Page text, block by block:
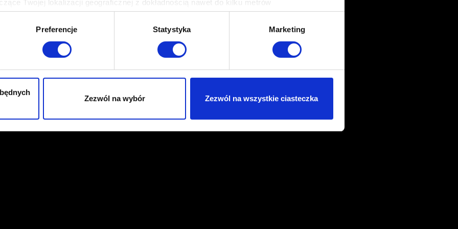
Twojej lokalizacji geograficznej z dokładnością nawet do kilku metrów
aktywnie analizując charakteryzującego je zbiory danych (fingerprinting, czyli
tego, jak Twoje osobiste dane są przetwarzane oraz ustaw własne preferencje wsekcji
cookie możesz zmienić lub wycofać swoją zgodę w dowolnej chwili.
spersonalizowania treści i reklam, aby oferować funkcje społecznościowe i analizować
o tym, jak korzystasz z naszej witryny, udostępniamy partnerom społecznościowym,
mogą połączyć te informacje z innymi danymi otrzymanymi od Ciebie lub
Preferencje Statystyka Marketing
Zezwól na wybór Zezwól na wszystkie ciasteczka